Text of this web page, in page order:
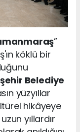
”
köklü bir
Belediye
yüzyıllar
hikâyeye
yıllardır